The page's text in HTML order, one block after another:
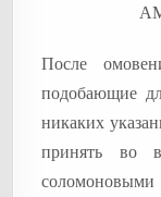
После
подобающие
никаких
принять во